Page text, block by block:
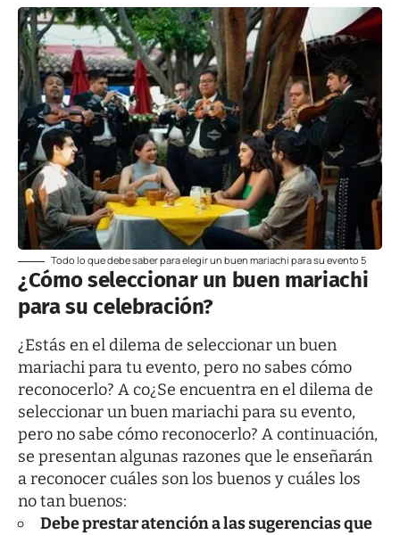
Todo lo que debe saber para elegir un buen mariachi para su evento 5
¿Cómo seleccionar un buen mariachi
para su celebración?
¿Estás en el dilema de seleccionar un buen
mariachi para tu evento, pero no sabes cómo
reconocerlo? A co¿Se encuentra en el dilema de
seleccionar un buen mariachi para su evento,
pero no sabe cómo reconocerlo? A continuación,
se presentan algunas razones que le enseñarán
a reconocer cuáles son los buenos y cuáles los
no tan buenos:
Debe prestar atención a las sugerencias que